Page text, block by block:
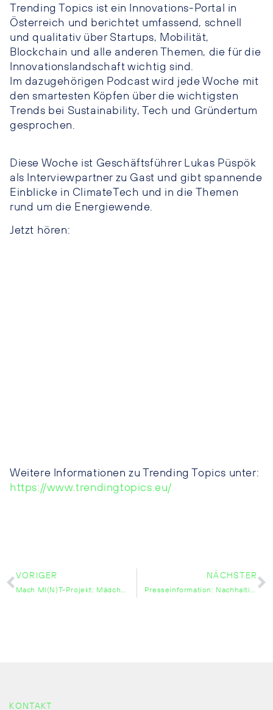
Trending Topics ist ein Innovations-Portal in
Österreich und berichtet umfassend, schnell
und qualitativ über Startups, Mobilität,
Blockchain und alle anderen Themen, die für die
Innovationslandschaft wichtig sind.
Im dazugehörigen Podcast wird jede Woche mit
den smartesten Köpfen über die wichtigsten
Trends bei Sustainability, Tech und Gründertum
gesprochen.
Diese Woche ist Geschäftsführer Lukas Püspök
als Interviewpartner zu Gast und gibt spannende
Einblicke in ClimateTech und in die Themen
rund um die Energiewende.
Jetzt hören:
Weitere Informationen zu Trending Topics unter:
https://www.trendingtopics.eu/
VORIGER
Mach MI(N)T-Projekt: Mädchen und Frauen für technische Berufe begeistern
NÄCHSTER
Presseinformation: Nachhaltige Kooperation: PÜSPÖK und Nationalpark Neusiedler See machen Klima- und Naturschutz für Schüler*innen hautnah erlebbar Burgenland
KONTAKT